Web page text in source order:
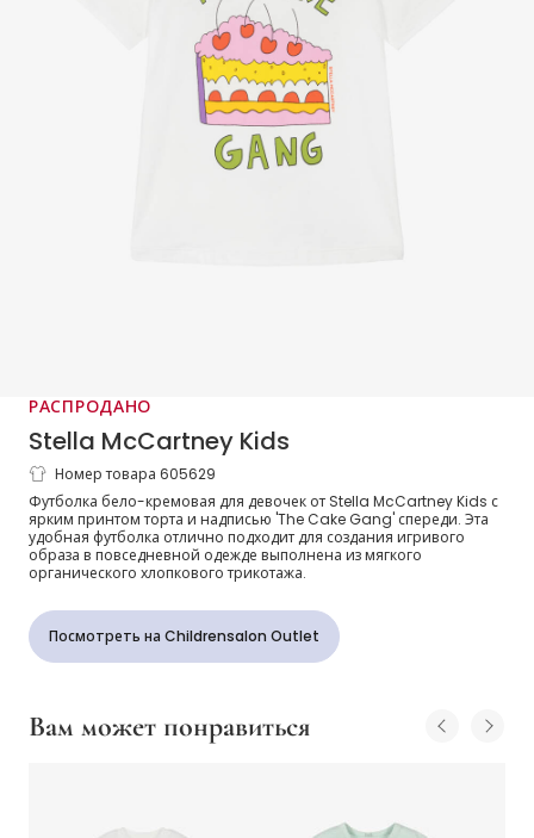
РАСПРОДАНО
Stella McCartney Kids
Футболка белая хлопковая с принтом
торта для девочек
Номер товара 605629
Футболка бело-кремовая для девочек от Stella McCartney Kids с
ярким принтом торта и надписью 'The Cake Gang' спереди. Эта
удобная футболка отлично подходит для создания игривого
образа в повседневной одежде выполнена из мягкого
органического хлопкового трикотажа.
Посмотреть на Childrensalon Outlet
Вам может понравиться